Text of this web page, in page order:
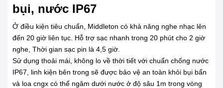
bụi, nước IP67
Ở điều kiện tiêu chuẩn, Middleton có khả năng nghe nhạc lên
đến 20 giờ liên tục. Hỗ trợ sạc nhanh trong 20 phút cho 2 giờ
nghe, Thời gian sạc pin là 4,5 giờ.
Sử dụng thoải mái, không lo về thời tiết với chuẩn chống nước
IP67, linh kiện bên trong sẽ được bảo vệ an toàn khỏi bụi bẩn
và loa cngx có thể ngâm dưới nước ở độ sâu 1m trong vòng